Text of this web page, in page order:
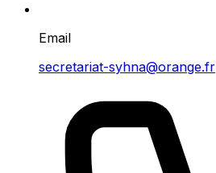
Email
secretariat-syhna@orange.fr